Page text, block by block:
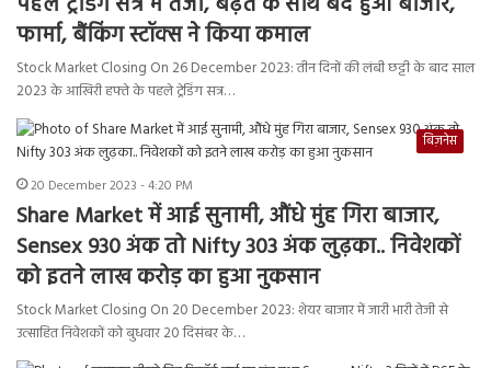
फार्मा, बैंकिंग स्टॉक्स ने किया कमाल
Stock Market Closing On 26 December 2023: तीन दिनों की लंबी छट्टी के बाद साल
2023 के आखिरी हफ्ते के पहले ट्रेडिंग सत्र…
बिज़नेस
20 December 2023 - 4:20 PM
Share Market में आई सुनामी, औंधे मुंह गिरा बाजार,
Sensex 930 अंक तो Nifty 303 अंक लुढ़का.. निवेशकों
को इतने लाख करोड़ का हुआ नुकसान
Stock Market Closing On 20 December 2023: शेयर बाजार में जारी भारी तेजी से
उत्साहित निवेशकों को बुधवार 20 दिसंबर के…